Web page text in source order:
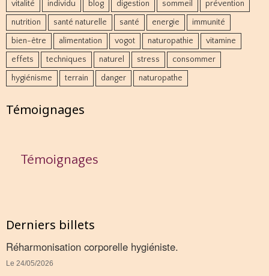
vitalité individu blog digestion sommeil
prévention
nutrition
santé naturelle santé energie
immunité
bien-être
alimentation vogot naturopathie
vitamine
effets
techniques naturel stress
consommer
hygiénisme
terrain danger naturopathe
Témoignages
Témoignages
Derniers billets
Réharmonisation corporelle hygiéniste.
Le 24/05/2026